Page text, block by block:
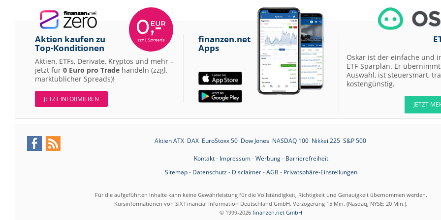
Allianz Hold
07.08.26
Merck Market-
07.08.26
Allianz Sector
Perform
07.08.26
RATIONAL Buy
07.08.26
07.08.26
Aktien kaufen zu
Top-Konditionen
Aktien, ETFs, Derivate, Kryptos und mehr –
jetzt für 0 Euro pro Trade handeln (zzgl.
marktüblicher Spreads)!
JETZT INFORMIEREN
finanzen.net
Apps
Oskar ist der einfache und
ETF-Sparplan. Er übernimmt
Auswahl, ist steuersmart,
kostengünstig.
JETZT
Aktien ATX DAX EuroStoxx 50 Dow Jones NASDAQ 100 Nikkei 225 S&P 500
Kontakt- Impressum-Werbung- Barrierefreiheit
Sitemap- Datenschutz- Disclaimer-AGB - Privatsphäre-Einstellungen
Für die aufgeführten Inhalte kann keine Gewährleistung für die Vollständigkeit, Richtigkeit und Genauigkeit übernommen werden.
Kursinformationen von SIX Financial Information Deutschland GmbH. Verzögerung 15 Min. (Nasdaq, NYSE: 20 Min.).
© 1999-2026 finanzen.net GmbH